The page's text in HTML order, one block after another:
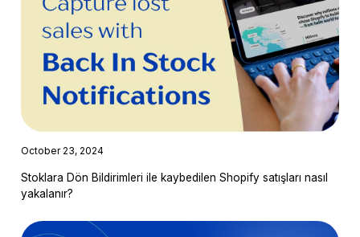
October 23, 2024
Stoklara Dön Bildirimleri ile kaybedilen Shopify satışları nasıl
yakalanır?